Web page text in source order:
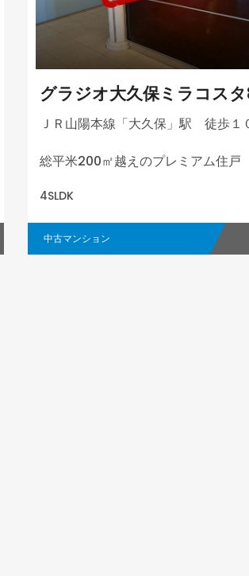
グラジオ大久保ミラコス
ＪＲ山陽本線「大久保」駅 徒歩１
総平米200㎡越えのプレミアム住戸
4SLDK
中古マンション